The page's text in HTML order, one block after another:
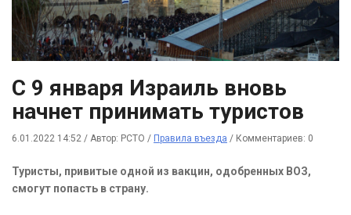
С 9 января Израиль вновь
начнет принимать туристов
6.01.2022 14:52 / Автор: РСТО / Правила въезда / Комментариев: 0
Туристы, привитые одной из вакцин, одобренных ВОЗ,
смогут попасть в страну.